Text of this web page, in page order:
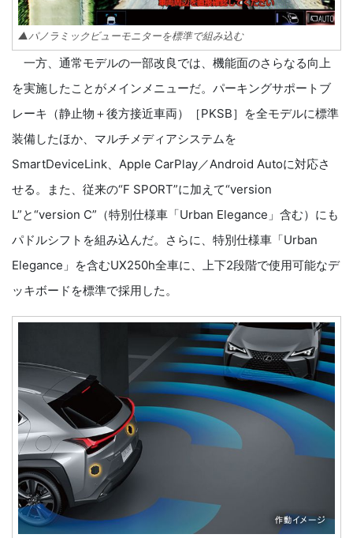
▲パノラミックビューモニターを標準で組み込む
一方、通常モデルの一部改良では、機能面のさらなる向上
を実施したことがメインメニューだ。パーキングサポートブ
レーキ（静止物＋後方接近車両）［PKSB］を全モデルに標準
装備したほか、マルチメディアシステムを
SmartDeviceLink、Apple CarPlay／Android Autoに対応さ
せる。また、従来の“F SPORT”に加えて“version
L”と“version C”（特別仕様車「Urban Elegance」含む）にも
パドルシフトを組み込んだ。さらに、特別仕様車「Urban
Elegance」を含むUX250h全車に、上下2段階で使用可能なデ
ッキボードを標準で採用した。